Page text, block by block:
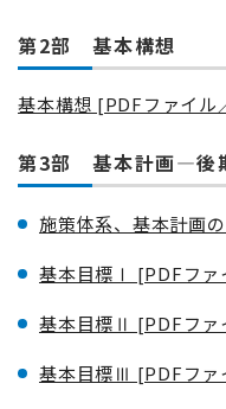
第2部 基本構想
基本構想 [PDFファイル
第3部 基本計画—後
施策体系、基本計画
基本目標Ⅰ [PDFファ
基本目標Ⅱ [PDFファ
基本目標Ⅲ [PDFファ